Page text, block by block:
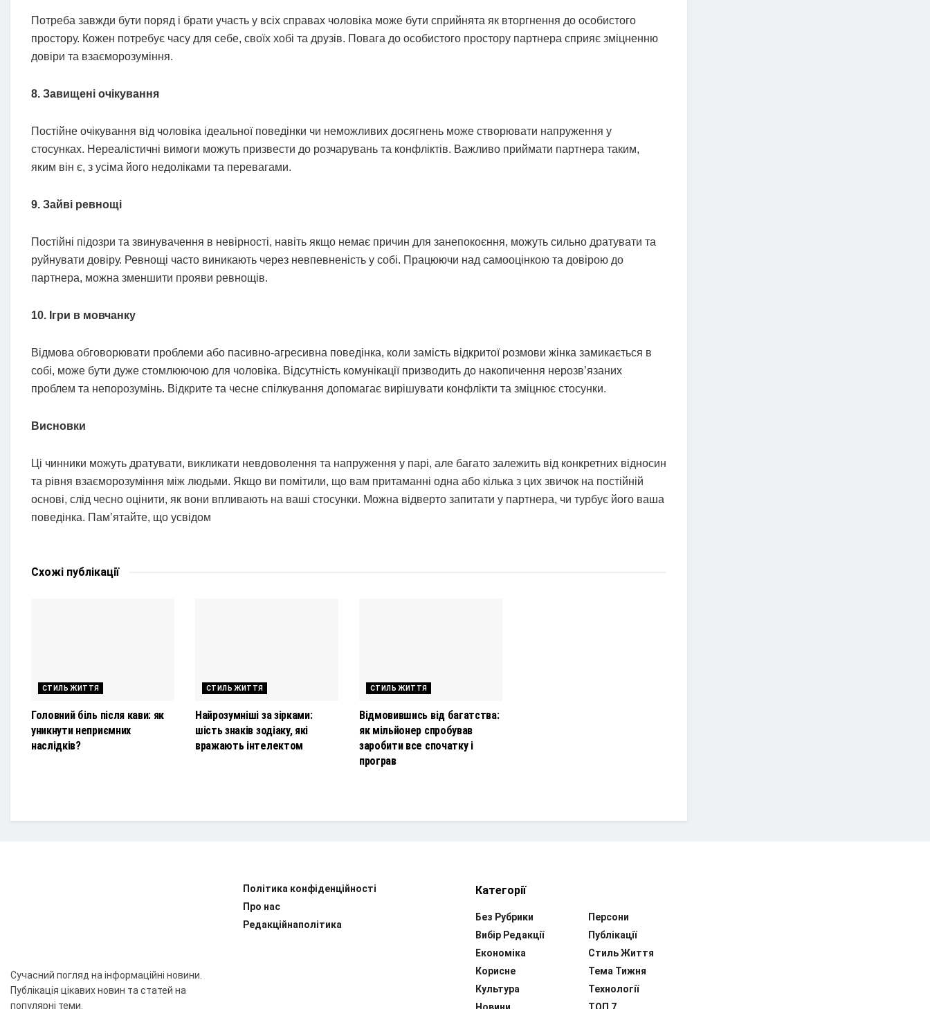
Потреба завжди бути поряд і брати участь у всіх справах чоловіка може бути сприйнята як вторгнення до особистого
простору. Кожен потребує часу для себе, своїх хобі та друзів. Повага до особистого простору партнера сприяє зміцненню
довіри та взаєморозуміння.
8. Завищені очікування
Постійне очікування від чоловіка ідеальної поведінки чи неможливих досягнень може створювати напруження у
стосунках. Нереалістичні вимоги можуть призвести до розчарувань та конфліктів. Важливо приймати партнера таким,
яким він є, з усіма його недоліками та перевагами.
9. Зайві ревнощі
Постійні підозри та звинувачення в невірності, навіть якщо немає причин для занепокоєння, можуть сильно дратувати та
руйнувати довіру. Ревнощі часто виникають через невпевненість у собі. Працюючи над самооцінкою та довірою до
партнера, можна зменшити прояви ревнощів.
10. Ігри в мовчанку
Відмова обговорювати проблеми або пасивно-агресивна поведінка, коли замість відкритої розмови жінка замикається в
собі, може бути дуже стомлюючою для чоловіка. Відсутність комунікації призводить до накопичення нерозв’язаних
проблем та непорозумінь. Відкрите та чесне спілкування допомагає вирішувати конфлікти та зміцнює стосунки.
Висновки
Ці чинники можуть дратувати, викликати невдоволення та напруження у парі, але багато залежить від конкретних відносин
та рівня взаєморозуміння між людьми. Якщо ви помітили, що вам притаманні одна або кілька з цих звичок на постійній
основі, слід чесно оцінити, як вони впливають на ваші стосунки. Можна відверто запитати у партнера, чи турбує його ваша
поведінка. Пам’ятайте, що усвідом
Схожі публікації
СТИЛЬ ЖИТТЯ
Головний біль після кави: як
уникнути неприємних
наслідків?
СТИЛЬ ЖИТТЯ
Найрозумніші за зірками:
шість знаків зодіаку, які
вражають інтелектом
СТИЛЬ ЖИТТЯ
Відмовившись від багатства:
як мільйонер спробував
заробити все спочатку і
програв
Сучасний погляд на інформаційні новини.
Публікація цікавих новин та статей на
популярні теми.
Політика конфіденційності
Про нас
Редакційнаполітика
Категорії
Без Рубрики
Вибір Редакції
Економіка
Корисне
Культура
Персони
Публікації
Стиль Життя
Тема Тижня
Технології